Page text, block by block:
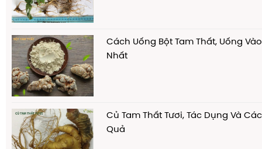
Cách Uống Bột Tam Thất, Uống
Nhất
Củ Tam Thất Tươi, Tác Dụng Và
Quả